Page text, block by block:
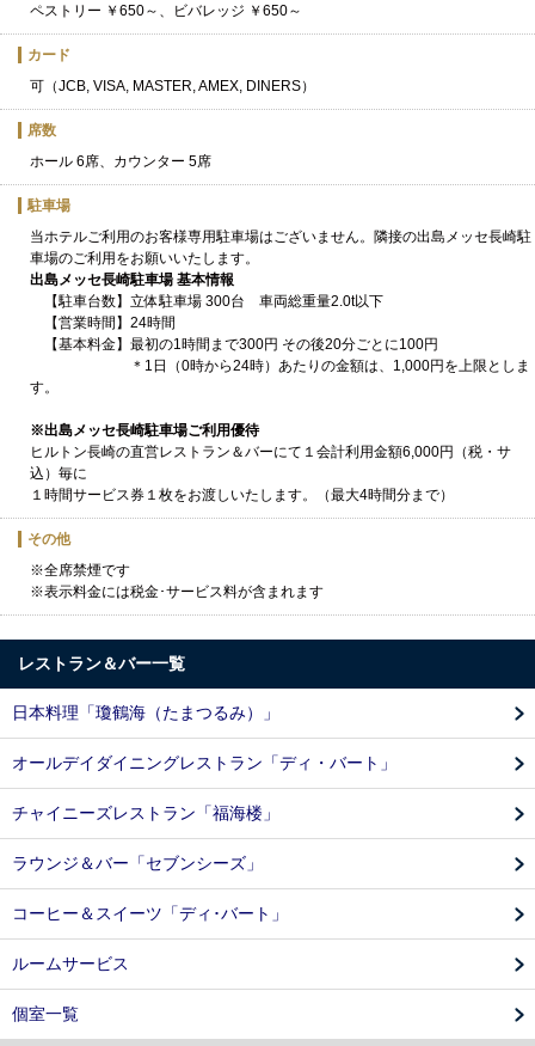
ペストリー ￥650～、ビバレッジ ￥650～
カード
可（JCB, VISA, MASTER, AMEX, DINERS）
席数
ホール 6席、カウンター 5席
駐車場
当ホテルご利用のお客様専用駐車場はございません。隣接の出島メッセ長崎駐
車場のご利用をお願いいたします。
出島メッセ長崎駐車場 基本情報
【駐車台数】立体駐車場 300台 車両総重量2.0t以下
【営業時間】24時間
【基本料金】最初の1時間まで300円 その後20分ごとに100円
＊1日（0時から24時）あたりの金額は、1,000円を上限としま
す。
※出島メッセ長崎駐車場ご利用優待
ヒルトン長崎の直営レストラン＆バーにて１会計利用金額6,000円（税・サ
込）毎に
１時間サービス券１枚をお渡しいたします。（最大4時間分まで）
その他
※全席禁煙です
※表示料金には税金･サービス料が含まれます
レストラン＆バー一覧
日本料理「瓊鶴海（たまつるみ）」
オールデイダイニングレストラン「ディ・バート」
チャイニーズレストラン「福海楼」
ラウンジ＆バー「セブンシーズ」
コーヒー＆スイーツ「ディ･バート」
ルームサービス
個室一覧